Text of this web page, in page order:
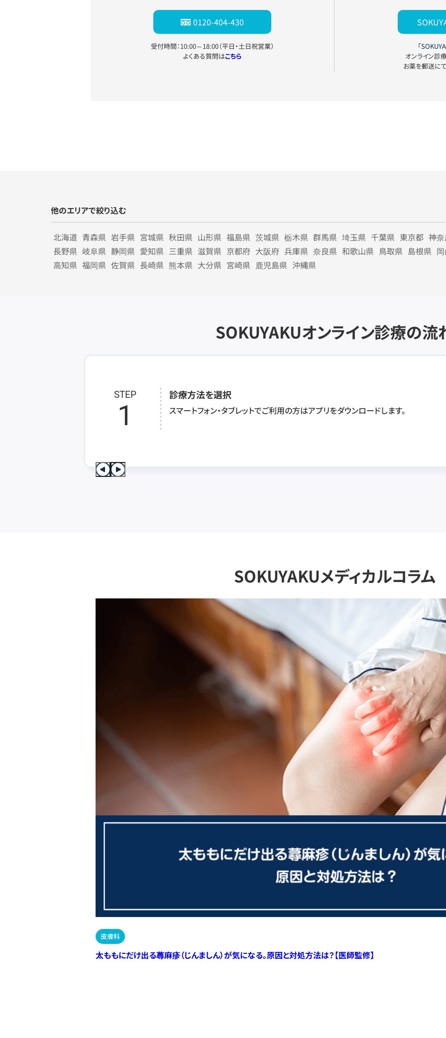
0120-404-430
受付時間：10:00～18:00（平日・土日祝営業）
よくある質問はこちら
「
オンライン診
お薬を郵送に
他のエリアで絞り込む
北海道 青森県 岩手県 宮城県 秋田県 山形県 福島県 茨城県 栃木県 群馬県 埼玉県 千葉県 東京都 神
長野県 岐阜県 静岡県 愛知県 三重県 滋賀県 京都府 大阪府 兵庫県 奈良県 和歌山県 鳥取県 島根県
高知県 福岡県 佐賀県 長崎県 熊本県 大分県 宮崎県 鹿児島県 沖縄県
SOKUYAKUオンライン診療の流
STEP
1
診療方法を選択
スマートフォン・タブレットでご利用の方はアプリをダウンロードします。
SOKUYAKUメディカルコラム
皮膚科
太ももにだけ出る蕁麻疹（じんましん）が気になる。原因と対処方法は？【医師監修】